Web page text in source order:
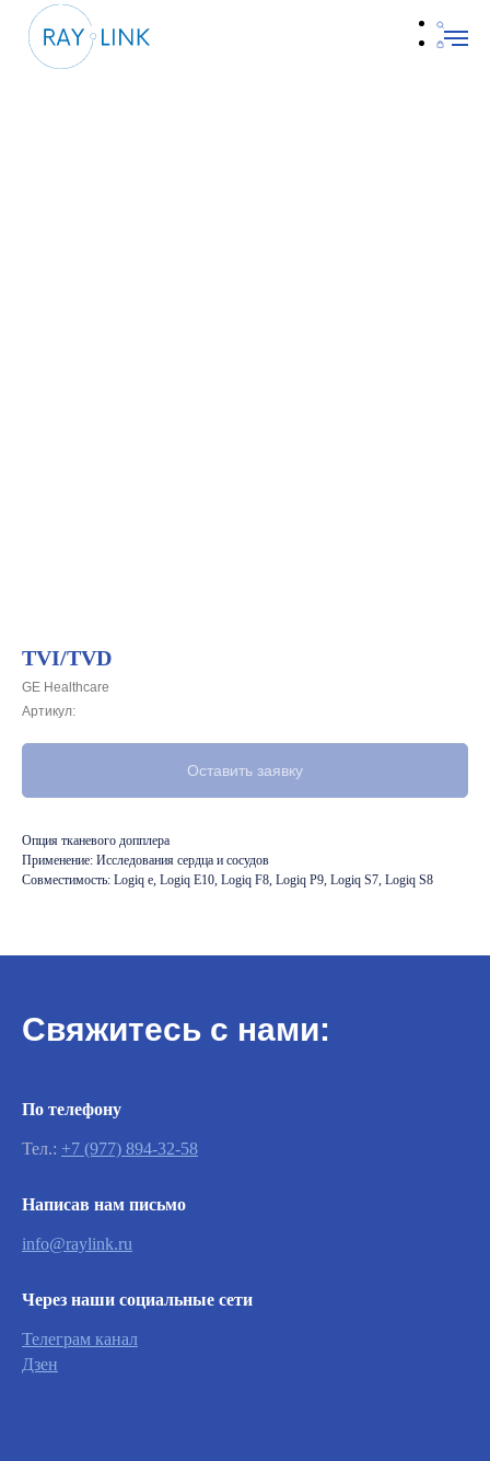
TVI/TVD
GE Healthcare
Артикул:
Оставить заявку
Опция тканевого допплера
Применение: Исследования сердца и сосудов
Совместимость: Logiq e, Logiq E10, Logiq F8, Logiq P9, Logiq S7, Logiq S8
Свяжитесь с нами:
По телефону
Тел.: +7 (977) 894-32-58
Написав нам письмо
info@raylink.ru
Через наши социальные сети
Телеграм канал
Дзен
принимаются круглосуточно и
обрабатываются согласно очередности
обращений, а также серьезности заявленной
Важно